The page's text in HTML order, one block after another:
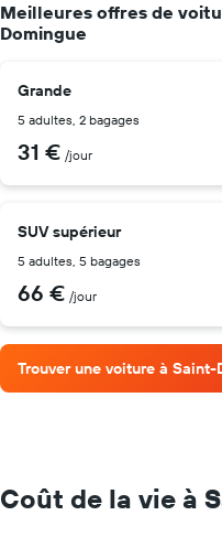
Meilleures offres de
Domingue
Grande
5 adultes, 2 bagages
31 € /jour
SUV supérieur
5 adultes, 5 bagages
66 € /jour
Trouver une voiture à Saint-
Coût de la vie à